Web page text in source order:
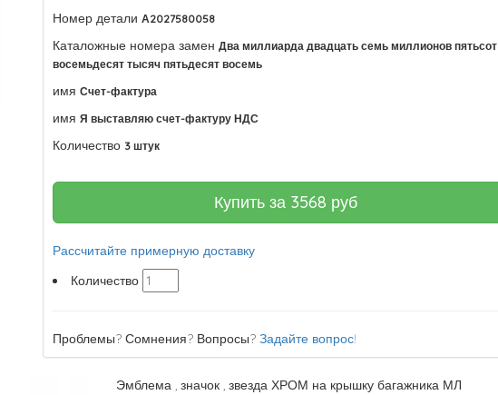
Номер детали А2027580058
Каталожные номера замен Два миллиарда двадцать семь миллионов пятьсот
восемьдесят тысяч пятьдесят восемь
имя Счет-фактура
имя Я выставляю счет-фактуру НДС
Количество 3 штук
Купить за 3568 руб
Рассчитайте примерную доставку
Количество
Проблемы? Сомнения? Вопросы?Задайте вопрос!
Эмблема , значок , звезда ХРОМ на крышку багажника МЛ